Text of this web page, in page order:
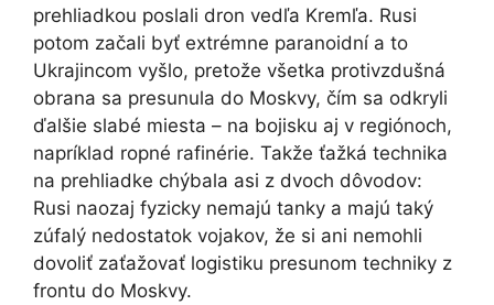
prehliadkou poslali dron vedľa Kremľa. Rusi
potom začali byť extrémne paranoidní a to
Ukrajincom vyšlo, pretože všetka protivzdušná
obrana sa presunula do Moskvy, čím sa odkryli
ďalšie slabé miesta – na bojisku aj v regiónoch,
napríklad ropné rafinérie. Takže ťažká technika
na prehliadke chýbala asi z dvoch dôvodov:
Rusi naozaj fyzicky nemajú tanky a majú taký
zúfalý nedostatok vojakov, že si ani nemohli
dovoliť zaťažovať logistiku presunom techniky z
frontu do Moskvy.